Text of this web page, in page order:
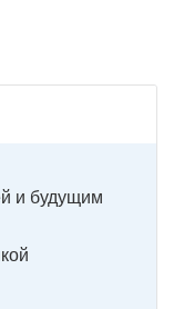
и будущим